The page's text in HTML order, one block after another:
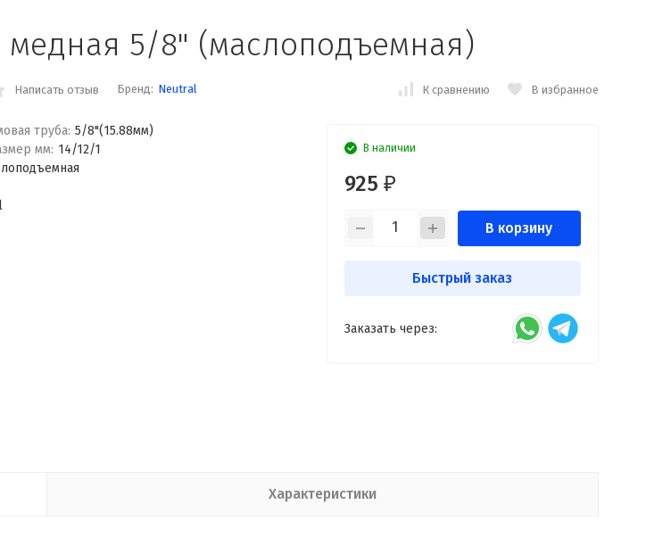
медная 5/8" (маслоподъемная)
Написать отзыв Бренд: Neutral К сравнению В избранное
труба: 5/8"(15.88мм)
мм: 14/12/1
В наличии
925 ₽
В корзину
Быстрый заказ
Заказать через:
Характеристики